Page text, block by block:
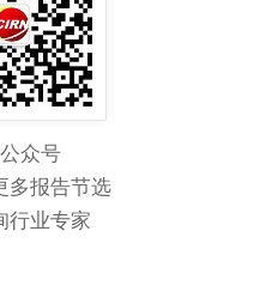
众号
多报告节选
行业专家